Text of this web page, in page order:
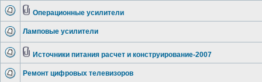
Операционные усилители
Ламповые усилители
Источники питания расчет и конструирование-2007
Ремонт цифровых телевизоров